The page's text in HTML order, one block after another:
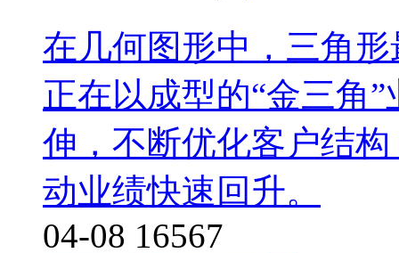
在几何图形中，三角
正在以成型的“金三角
伸，不断优化客户结
动业绩快速回升。
04-08 16567